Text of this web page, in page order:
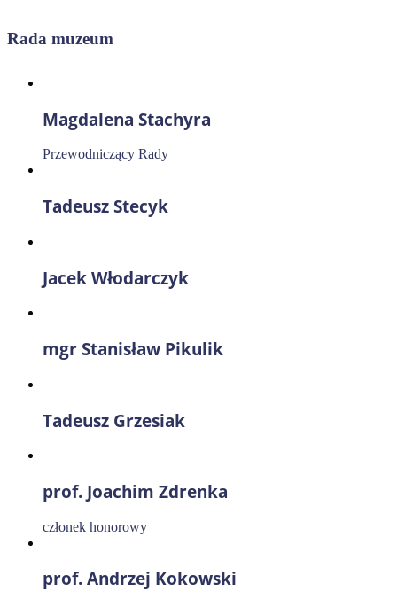
Rada muzeum
Magdalena Stachyra
Przewodniczący Rady
Tadeusz Stecyk
Jacek Włodarczyk
mgr Stanisław Pikulik
Tadeusz Grzesiak
prof. Joachim Zdrenka
członek honorowy
prof. Andrzej Kokowski